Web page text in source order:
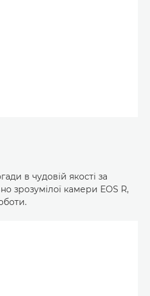
в чудовій якості за
зрозумілої камери EOS R,